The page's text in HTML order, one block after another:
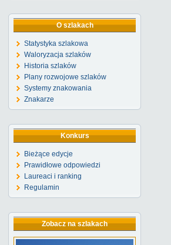
O szlakach
Statystyka szlakowa
Waloryzacja szlaków
Historia szlaków
Plany rozwojowe szlaków
Systemy znakowania
Znakarze
Konkurs
Bieżące edycje
Prawidłowe odpowiedzi
Laureaci i ranking
Regulamin
Zobacz na szlakach